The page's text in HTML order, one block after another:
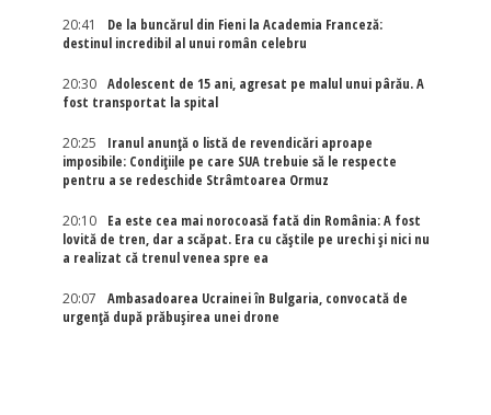
20:41
De la buncărul din Fieni la Academia Franceză:
destinul incredibil al unui român celebru
20:30
Adolescent de 15 ani, agresat pe malul unui pârău. A
fost transportat la spital
20:25
Iranul anunță o listă de revendicări aproape
imposibile: Condițiile pe care SUA trebuie să le respecte
pentru a se redeschide Strâmtoarea Ormuz
20:10
Ea este cea mai norocoasă fată din România: A fost
lovită de tren, dar a scăpat. Era cu căștile pe urechi și nici nu
a realizat că trenul venea spre ea
20:07
Ambasadoarea Ucrainei în Bulgaria, convocată de
urgență după prăbușirea unei drone